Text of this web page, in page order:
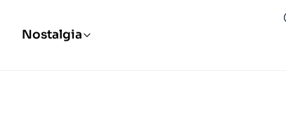
Nostalgia